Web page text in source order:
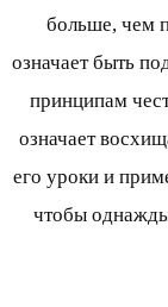
больше, чем
означает быть
принципам
означает
его уроки и
чтобы